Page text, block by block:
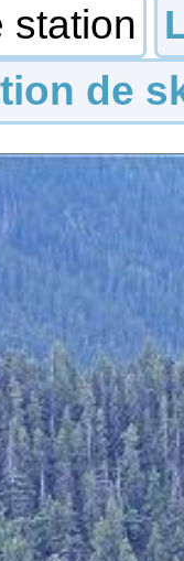
station
de